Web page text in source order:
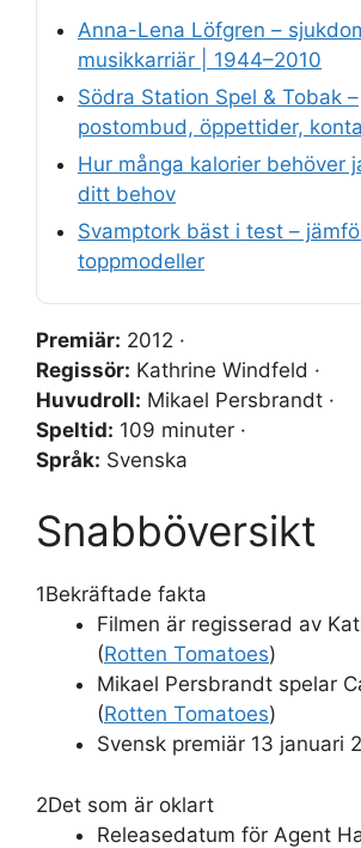
Anna-Lena Löfgren –
musikkarriär | 1944–2010
Södra Station Spel & Tobak –
postombud, öppettider,
Hur många kalorier behöver
ditt behov
Svamptork bäst i test –
toppmodeller
Premiär: 2012 ·
Regissör: Kathrine Windfeld ·
Huvudroll: Mikael Persbrandt ·
Speltid: 109 minuter ·
Språk: Svenska
Snabböversikt
1Bekräftade fakta
Filmen är regisserad av
(Rotten Tomatoes)
Mikael Persbrandt spelar
(Rotten Tomatoes)
Svensk premiär 13 januari
2Det som är oklart
Releasedatum för Agent